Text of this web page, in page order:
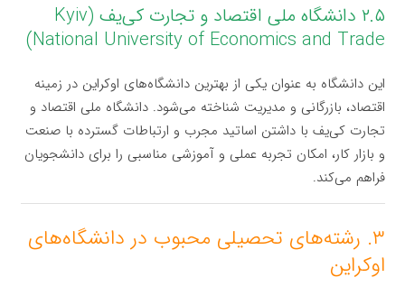
۲.۵ دانشگاه ملی اقتصاد و تجارت کی‌یف (Kyiv
National University of Economics and Trade)
این دانشگاه به عنوان یکی از بهترین دانشگاه‌های اوکراین در زمینه
اقتصاد، بازرگانی و مدیریت شناخته می‌شود. دانشگاه ملی اقتصاد و
تجارت کی‌یف با داشتن اساتید مجرب و ارتباطات گسترده با صنعت
و بازار کار، امکان تجربه عملی و آموزشی مناسبی را برای دانشجویان
فراهم می‌کند.
۳. رشته‌های تحصیلی محبوب در دانشگاه‌های
اوکراین